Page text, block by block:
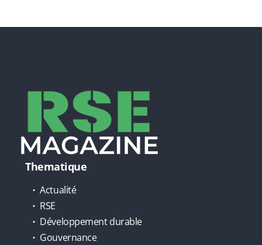
Thematique
Actualité
RSE
Développement durable
Gouvernance